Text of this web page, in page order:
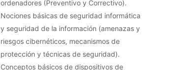
ordenadores (Preventivo y Correctivo).
Nociones básicas de seguridad informática
y seguridad de la información (amenazas y
riesgos cibernéticos, mecanismos de
protección y técnicas de seguridad).
Conceptos básicos de dispositivos de